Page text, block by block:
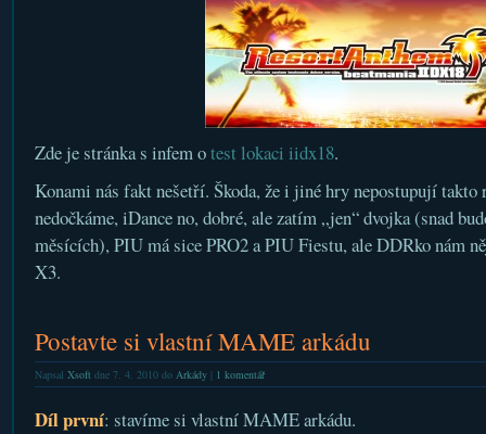
Zde je stránka s infem otest lokaci iidx18.
Konami nás fakt nešetří. Škoda, že i jiné hry nepostupují
nedočkáme, iDance no, dobré, ale zatím „jen“ dvojka (snad
měsících), PIU má sice PRO2 a PIU Fiestu, ale DDRko nám
X3.
Postavte si vlastní MAME arkádu
Napsal Xsoftdne 7. 4. 2010 do Arkády| 1 komentář
Díl první: stavíme si vlastní MAME arkádu.